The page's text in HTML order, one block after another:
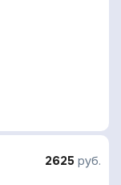
2625 руб.